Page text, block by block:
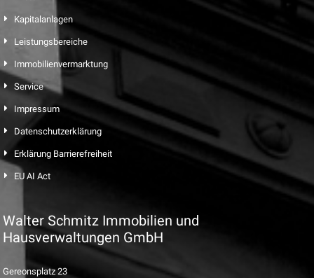
Kapitalanlagen
Leistungsbereiche
Immobilienvermarktung
Service
Impressum
Datenschutzerklärung
Erklärung Barrierefreiheit
EU AI Act
Walter Schmitz Immobilien und
Hausverwaltungen GmbH
Gereonsplatz 23